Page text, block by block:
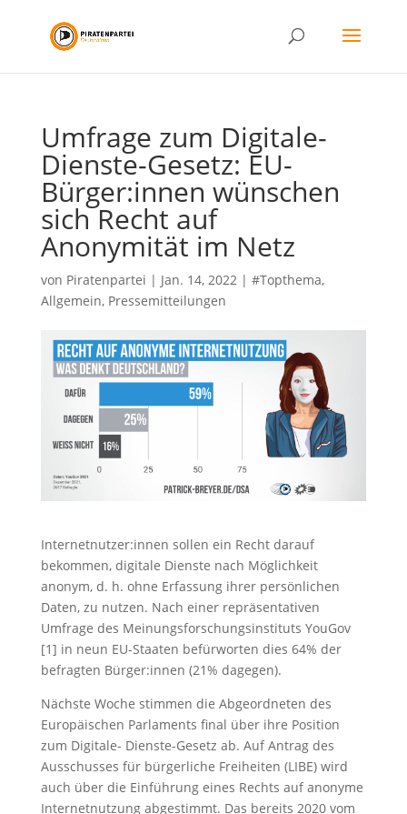
Umfrage zum Digitale-
Dienste-Gesetz: EU-
Bürger:innen wünschen
sich Recht auf
Anonymität im Netz
von Piratenpartei | Jan. 14, 2022| #Topthema,
Allgemein, Pressemitteilungen
Internetnutzer:innen sollen ein Recht darauf
bekommen, digitale Dienste nach Möglichkeit
anonym, d. h. ohne Erfassung ihrer persönlichen
Daten, zu nutzen. Nach einer repräsentativen
Umfrage des Meinungsforschungsinstituts YouGov
[1] in neun EU-Staaten befürworten dies 64% der
befragten Bürger:innen (21% dagegen).
Nächste Woche stimmen die Abgeordneten des
Europäischen Parlaments final über ihre Position
zum Digitale- Dienste-Gesetz ab. Auf Antrag des
Ausschusses für bürgerliche Freiheiten (LIBE) wird
auch über die Einführung eines Rechts auf anonyme
Internetnutzung abgestimmt. Das bereits 2020 vom